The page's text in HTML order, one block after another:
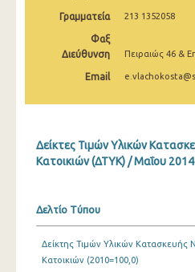
Απριλίου 2025
Μαρτίου 2025
Δεκεμβρίου 2024
Οκτωβρίου 2024
Αυγούστου 2024
Γραμματεία 213 1352058
Φαξ
Διεύθυνση
Πειραιώς 46 &
Email
Δείκτες Τιμών Υλικών
Κατοικιών (ΔΤΥΚ) / Μαΐου 2014
Δελτίο Τύπου
Δείκτης Τιμών Υλικών Κατασκευής
Κατοικιών (2010=100,0)